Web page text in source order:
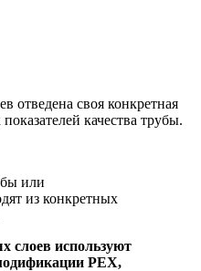
отведена своя конкретная
качества трубы.
или
из конкретных
слоев используют
PEX,